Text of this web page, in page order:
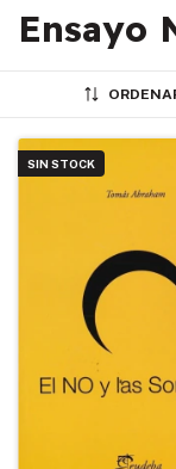
Ensayo
SIN STOCK